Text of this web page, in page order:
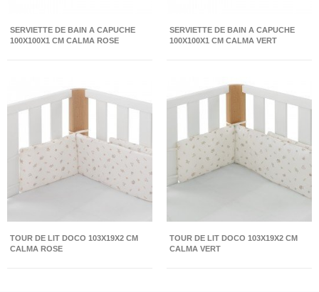
SERVIETTE DE BAIN A CAPUCHE
100X100X1 CM CALMA ROSE
SERVIETTE DE BAIN A CAPUCHE
100X100X1 CM CALMA VERT
TOUR DE LIT DOCO 103X19X2 CM
CALMA ROSE
TOUR DE LIT DOCO 103X19X2 CM
CALMA VERT